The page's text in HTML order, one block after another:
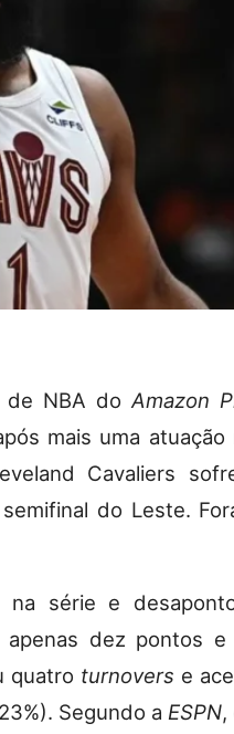
de NBA doAmazon
mais uma atuação
Cavaliers
do Leste.
na série e
dez pontos e
quatro turnovers e
Segundo a ESPN,